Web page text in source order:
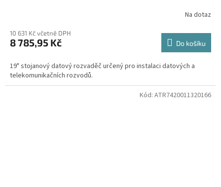
Na dotaz
10 631 Kč včetně DPH
8 785,95 Kč Do košíku
19" stojanový datový rozvaděč určený pro instalaci datových a
telekomunikačních rozvodů.
Kód: ATR7420011320166